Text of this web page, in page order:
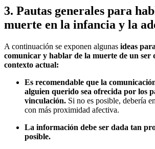
3. Pautas generales para
muerte en la infancia y la
A continuación se exponen algunas ideas
comunicar y hablar de la muerte de un ser
contexto actual:
Es recomendable que la
alguien querido sea ofrecida por los
vinculación. Si no es posible, debería
con más proximidad afectiva.
La información debe ser dada tan
posible.